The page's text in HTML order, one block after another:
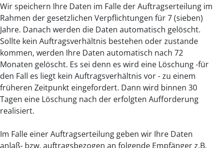
Wir speichern Ihre Daten im Falle der Auftragserteilung im
Rahmen der gesetzlichen Verpflichtungen für 7 (sieben)
Jahre. Danach werden die Daten automatisch gelöscht.
Sollte kein Auftragsverhältnis bestehen oder zustande
kommen, werden Ihre Daten automatisch nach 72
Monaten gelöscht. Es sei denn es wird eine Löschung -für
den Fall es liegt kein Auftragsverhältnis vor - zu einem
früheren Zeitpunkt eingefordert. Dann wird binnen 30
Tagen eine Löschung nach der erfolgten Aufforderung
realisiert.
Im Falle einer Auftragserteilung geben wir Ihre Daten
anlaß- bzw. auftragsbezogen an folgende Empfänger z.B.